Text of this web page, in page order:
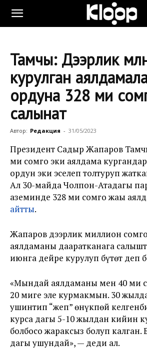
Тамчы: Дээрлик
курулган
ордуна 328 миң
салынат
Автор: Редакция - 31/05/2023
Президент Садыр Жапаров
миң сомго эки аялдама
ордун эки эселеп толтуруп
Ал 30-майда Чолпон-Атадагы
аземинде 328 миң сомго жаңы
айтты.
Жапаров дээрлик миллион
аялдаманы дааратканага
июнга дейре курулуп бүтөт деп
«Мындай аялдаманы мен 40 ми
20 миңге эле курмакмын. 30
ушинтип “жеп” өнүкпөй
курса дагы 5-10 жылдан кийин
болбосо жараксыз болуп калган.
дагы ушундай», — деди ал.